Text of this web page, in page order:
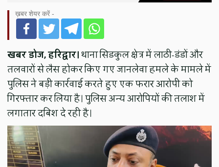
ख़बर शेयर करें -
खबर डोज,हरिद्वार।थाना सिडकुल क्षेत्र में लाठी-डंडों और
तलवारों से लैस होकर किए गए जानलेवा हमले के मामले में
पुलिस ने बड़ी कार्रवाई करते हुए एक फरार आरोपी को
गिरफ्तार कर लिया है। पुलिस अन्य आरोपियों की तलाश में
लगातार दबिश दे रही है।